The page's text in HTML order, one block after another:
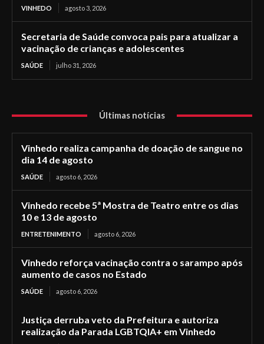
VINHEDO agosto 3, 2026
Secretaria de Saúde convoca pais para atualizar a
vacinação de crianças e adolescentes
SAÚDE julho 31, 2026
Últimas notícias
Vinhedo realiza campanha de doação de sangue no
dia 14 de agosto
SAÚDE agosto 6, 2026
Vinhedo recebe 5ª Mostra de Teatro entre os dias
10 e 13 de agosto
ENTRETENIMENTO agosto 6, 2026
Vinhedo reforça vacinação contra o sarampo após
aumento de casos no Estado
SAÚDE agosto 6, 2026
Justiça derruba veto da Prefeitura e autoriza
realização da Parada LGBTQIA+ em Vinhedo